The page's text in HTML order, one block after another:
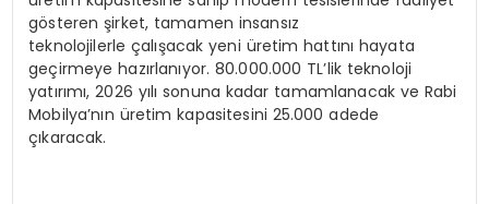
gösteren şirket, tamamen insansız
teknolojilerle çalışacak yeni üretim hattını hayata
geçirmeye hazırlanıyor. 80.000.000 TL’lik teknoloji
yatırımı, 2026 yılı sonuna kadar tamamlanacak ve Rabi
Mobilya’nın üretim kapasitesini 25.000 adede
çıkaracak.